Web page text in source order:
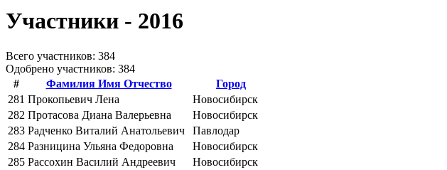
Участники - 2016
Всего учаcтников: 384
Одобрено участников: 384
#
Фамилия Имя Отчество
Город
281 Прокопьевич Лена
Новосибирск
282 Протасова Диана Валерьевна
Новосибирск
283 Радченко Виталий Анатольевич
Павлодар
284 Разницина Ульяна Федоровна
Новосибирск
285 Рассохин Василий Андреевич
Новосибирск